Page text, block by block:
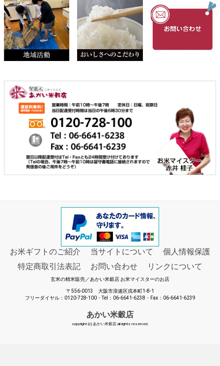
お米ギフトのご紹介 当サイトについて
個人情報保護
特定商取引法表記
お問い合わせ リンクについて
玄米の精米販売／あかい米穀店 お米マイスターのお店
〒556-0013 大阪市浪速区戎本町1-8-1
フリーダイヤル：0120-728-100・Tel：06-6641-6238・Fax：06-6641-6239
あかい米穀店
copyright (c) あかい米穀店 all rights reserved.